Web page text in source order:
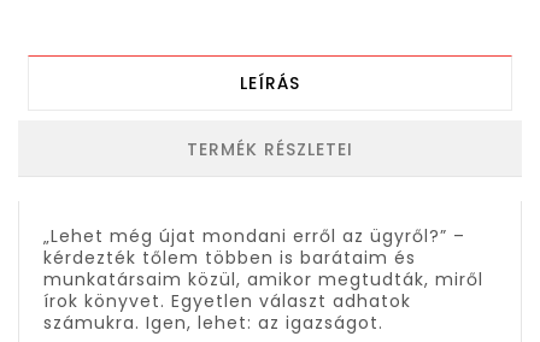
LEÍRÁS
TERMÉK RÉSZLETEI
„Lehet még újat mondani erről az ügyről?” –
kérdezték tőlem többen is barátaim és
munkatársaim közül, amikor megtudták, miről
írok könyvet. Egyetlen választ adhatok
számukra. Igen, lehet: az igazságot.